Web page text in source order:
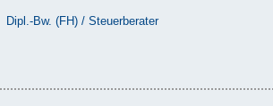
Dipl.-Bw. (FH) / Steuerberater